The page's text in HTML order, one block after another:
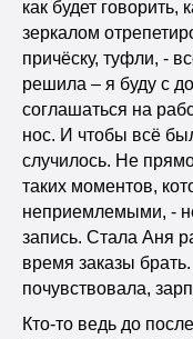
как будет говорить,
зеркалом
причёску, туфли, -
решила – я буду с
соглашаться на
нос. И чтобы всё
случилось. Не
таких моментов,
неприемлемыми, -
запись. Стала Аня
время заказы
почувствовала,
Кто-то ведь до